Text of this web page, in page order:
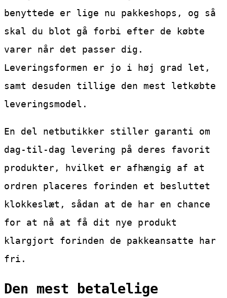
benyttede er lige nu pakkeshops, og så
skal du blot gå forbi efter de købte
varer når det passer dig.
Leveringsformen er jo i høj grad let,
samt desuden tillige den mest letkøbte
leveringsmodel.
En del netbutikker stiller garanti om
dag-til-dag levering på deres favorit
produkter, hvilket er afhængig af at
ordren placeres forinden et besluttet
klokkeslæt, sådan at de har en chance
for at nå at få dit nye produkt
klargjort forinden de pakkeansatte har
fri.
Den mest betalelige